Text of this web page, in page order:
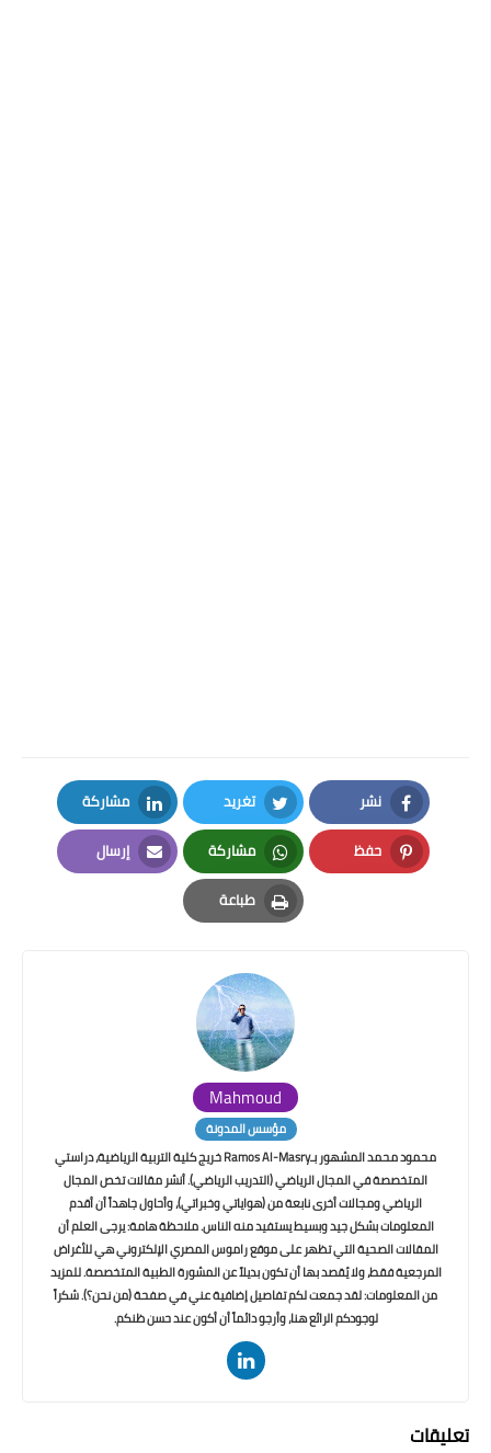
نشر
Facebook
تغريد
Twitter
مشاركة
LinkedIn
حفظ
Pinterest
مشاركة
Whatsapp
إرسال
Email
طباعة
Print
Mahmoud
مؤسس المدونة
محمود محمد المشهور بـRamos Al-Masry خريج كلية التربية الرياضية، دراستي
المتخصصة في المجال الرياضي (التدريب الرياضي). أنشر مقالات تخص المجال
الرياضي ومجالات أخرى نابعة من (هواياتي وخبراتي)، وأحاول جاهداً أن أقدم
المعلومات بشكل جيد وبسيط يستفيد منه الناس. ملاحظة هامة: يرجى العلم أن
المقالات الصحية التي تظهر على موقع راموس المصري الإلكتروني هي للأغراض
المرجعية فقط، ولا يُقصد بها أن تكون بديلاً عن المشورة الطبية المتخصصة. للمزيد
من المعلومات: لقد جمعت لكم تفاصيل إضافية عني في صفحة (من نحن؟). شكراً
لوجودكم الرائع هنا، وأرجو دائماً أن أكون عند حسن ظنكم.
تعليقات